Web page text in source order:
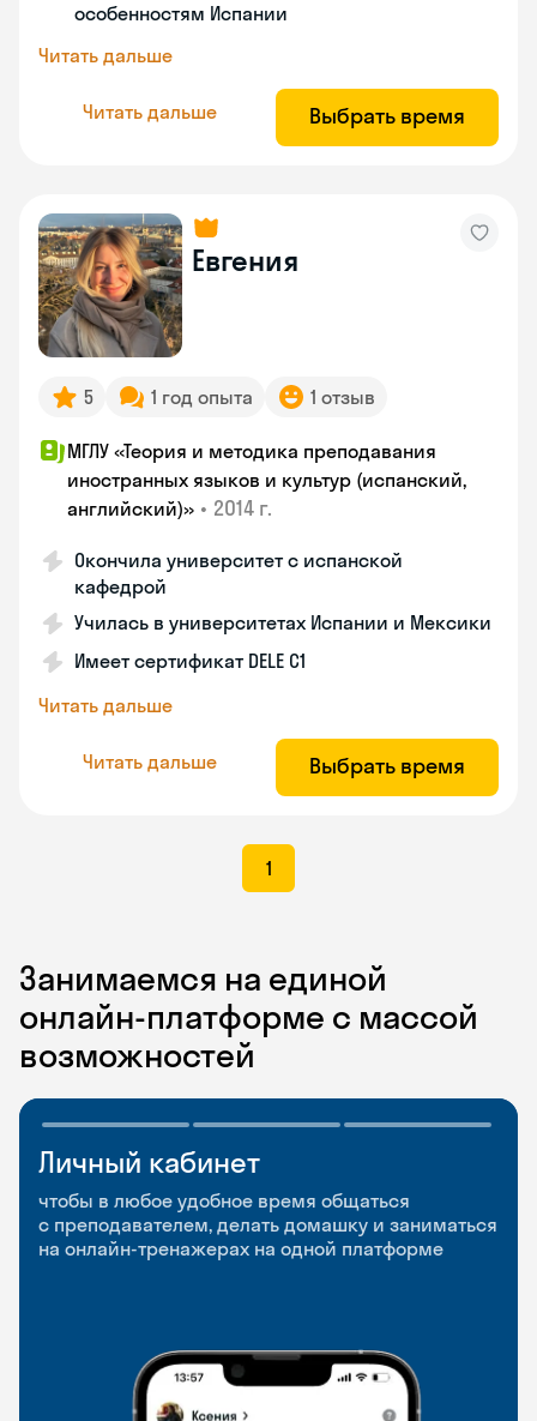
особенностям Испании
Читать дальше
Читать дальше Выбрать время
Евгения
5 1 год опыта 1 отзыв
МГЛУ «Теория и методика преподавания
иностранных языков и культур (испанский,
английский)» • 2014 г.
Окончила университет с испанской
кафедрой
Училась в университетах Испании и Мексики
Имеет сертификат DELE C1
Читать дальше
Читать дальше Выбрать время
1
Занимаемся на единой
онлайн-платформе с массой
возможностей
Личный кабинет
чтобы в любое удобное время общаться
с преподавателем, делать домашку и заниматься
на онлайн-тренажерах на одной платформе
Мобильное
приложение
чтобы заниматься и изучать новые слова где
и когда удобно
Разговорные клубы
и Talks
Групповые занятия для разговорной практики
и индивидуальные встречи с преподавателями